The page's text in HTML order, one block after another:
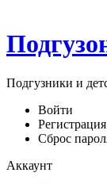
Подгузники и
Войти
Регистрация
Сброс
Аккаунт